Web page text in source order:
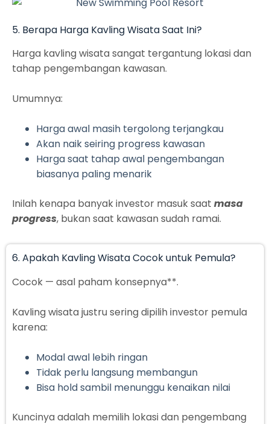
5. Berapa Harga Kavling Wisata Saat Ini?
Harga kavling wisata sangat tergantung lokasi dan
tahap pengembangan kawasan.
Umumnya:
Harga awal masih tergolong terjangkau
Akan naik seiring progress kawasan
Harga saat tahap awal pengembangan
biasanya paling menarik
Inilah kenapa banyak investor masuk saat masa
progress, bukan saat kawasan sudah ramai.
6. Apakah Kavling Wisata Cocok untuk Pemula?
Cocok — asal paham konsepnya**.
Kavling wisata justru sering dipilih investor pemula
karena:
Modal awal lebih ringan
Tidak perlu langsung membangun
Bisa hold sambil menunggu kenaikan nilai
Kuncinya adalah memilih lokasi dan pengembang